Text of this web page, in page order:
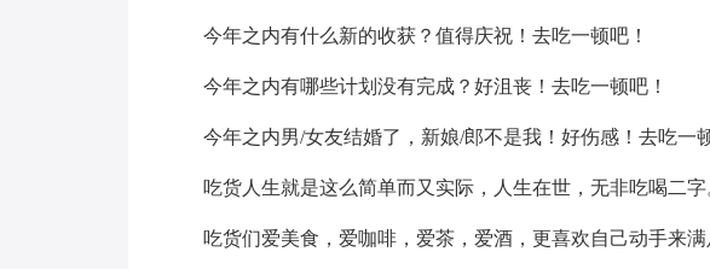
今年之内有什么新的收获？值得庆祝！去吃一顿吧！
今年之内有哪些计划没有完成？好沮丧！去吃一顿吧！
今年之内男/女友结婚了，新娘/郎不是我！好伤感！去吃一
吃货人生就是这么简单而又实际，人生在世，无非吃喝二字
吃货们爱美食，爱咖啡，爱茶，爱酒，更喜欢自己动手来满